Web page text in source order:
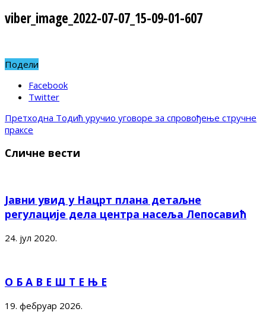
viber_image_2022-07-07_15-09-01-607
Подели
Facebook
Twitter
Претходна Тодић уручио уговоре за спровођење стручне
праксе
Сличне вести
Јавни увид у Нацрт плана детаљне
регулације дела центра насеља Лепосавић
24. јул 2020.
О Б А В Е Ш Т Е Њ Е
19. фебруар 2026.